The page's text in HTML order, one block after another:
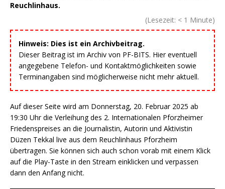
Reuchlinhaus.
(Lesezeit: < 1 Minute)
Hinweis: Dies ist ein Archivbeitrag.
Dieser Beitrag ist im Archiv von PF-BITS. Hier eventuell
angegebene Telefon- und Kontaktmöglichkeiten sowie
Terminangaben sind möglicherweise nicht mehr aktuell.
Auf dieser Seite wird am Donnerstag, 20. Februar 2025 ab
19:30 Uhr die Verleihung des 2. Internationalen Pforzheimer
Friedenspreises an die Journalistin, Autorin und Aktivistin
Düzen Tekkal live aus dem Reuchlinhaus Pforzheim
übertragen. Sie können sich auch schon vorab mit einem Klick
auf die Play-Taste in den Stream einklicken und verpassen
dann den Anfang nicht.